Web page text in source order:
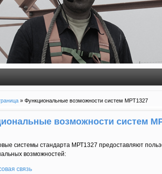
» Функциональные возможности систем MPT1327
возможности систем
системы стандарта МРТ1327 предоставляют
возможностей:
связь